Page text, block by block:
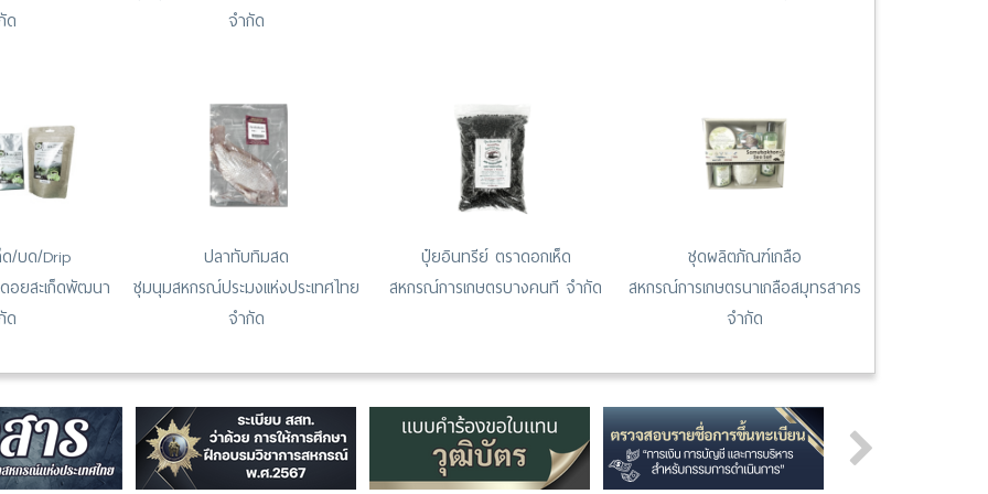
ด
จำกัด
/บด/Drip
อยสะเก็ดพัฒนา
ด
ปลาทับทิมสด
ชุมนุมสหกรณ์ประมงแห่งประเทศไทย
จำกัด
ปุ๋ยอินทรีย์ ตราดอกเห็ด
สหกรณ์การเกษตรบางคนที จำกัด
ชุดผลิตภัณฑ์เกลือ
สหกรณ์การเกษตรนาเกลือสมุทรสาคร
จำกัด